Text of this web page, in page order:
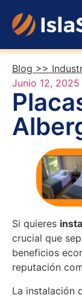
Blog >>
Junio 12, 2025
Si quieres
crucial que
beneficios
reputación
La instalación